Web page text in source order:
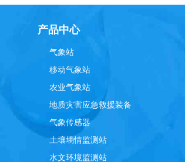
产品中心
气象站
移动气象站
农业气象站
地质灾害应急救援装备
气象传感器
土壤墒情监测站
水文环境监测站